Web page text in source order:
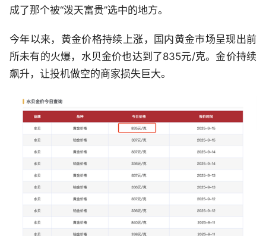
成了那个被“泼天富贵”选中的地方。
今年以来，黄金价格持续上涨，国内黄金市场呈现出前
所未有的火爆，水贝金价也达到了835元/克。金价持续
飙升，让投机做空的商家损失巨大。